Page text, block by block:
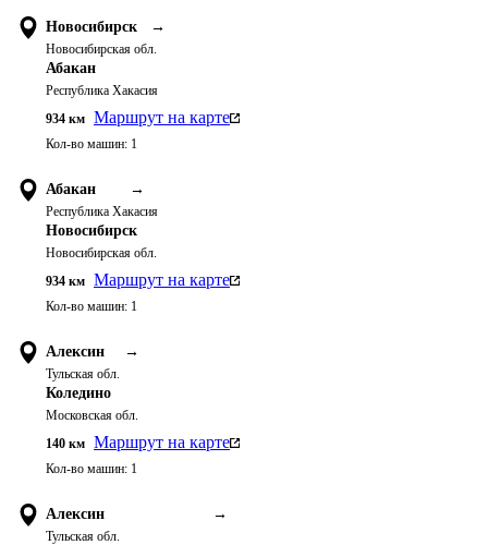
Новосибирск →
Новосибирская обл.
Абакан
Республика Хакасия
934 км Маршрут на карте
Кол-во машин: 1
Абакан →
Республика Хакасия
Новосибирск
Новосибирская обл.
934 км Маршрут на карте
Кол-во машин: 1
Алексин →
Тульская обл.
Коледино
Московская обл.
140 км Маршрут на карте
Кол-во машин: 1
Алексин →
Тульская обл.